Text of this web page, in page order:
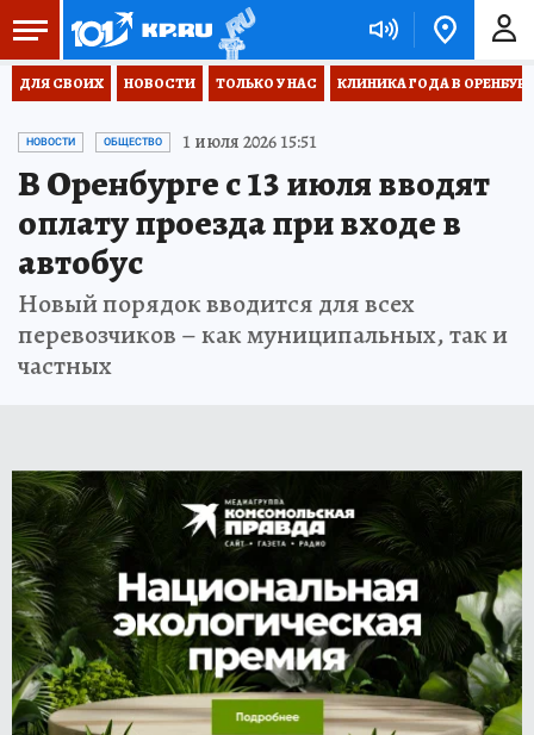
ДЛЯ СВОИХ НОВОСТИ ТОЛЬКО У НАС КЛИНИКА ГОДА В
НОВОСТИ ОБЩЕСТВО 1 июля 2026 15:51
В Оренбурге с 13 июля вводят
оплату проезда при входе в
автобус
Новый порядок вводится для всех
перевозчиков – как муниципальных, так и
частных